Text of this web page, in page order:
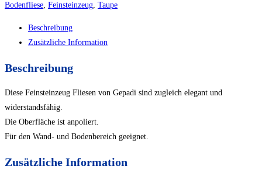
Bodenfliese, Feinsteinzeug, Taupe
Beschreibung
Zusätzliche Information
Beschreibung
Diese Feinsteinzeug Fliesen von Gepadi sind zugleich elegant und
widerstandsfähig.
Die Oberfläche ist anpoliert.
Für den Wand- und Bodenbereich geeignet.
Zusätzliche Information